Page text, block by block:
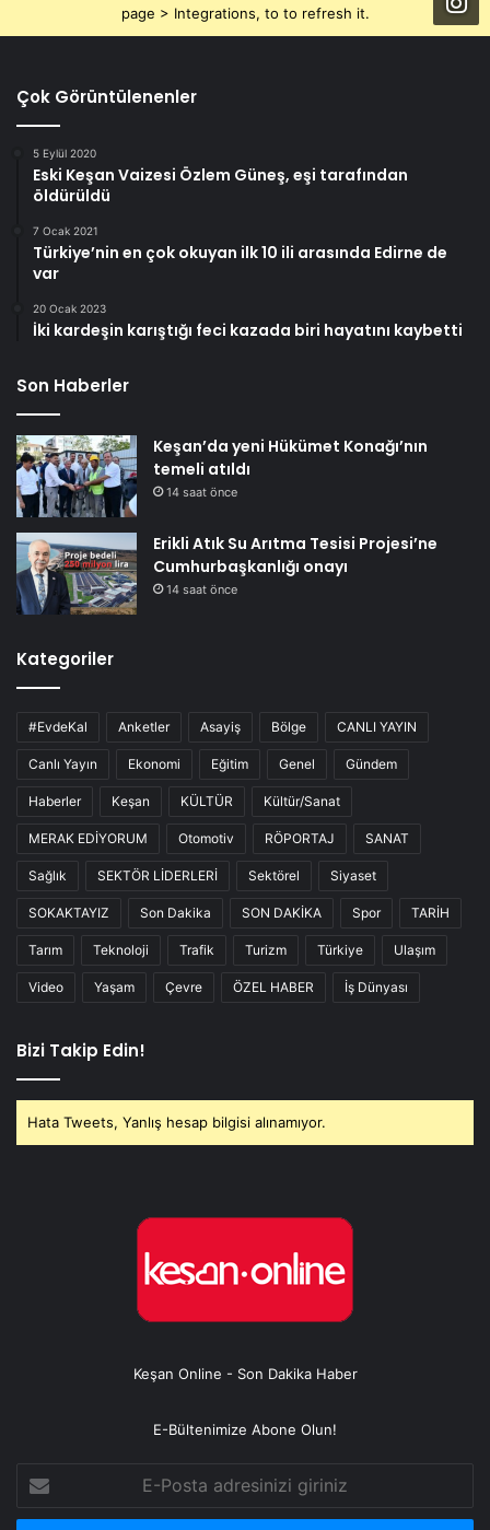
page > Integrations, to to refresh it.
Çok Görüntülenenler
5 Eylül 2020
Eski Keşan Vaizesi Özlem Güneş, eşi tarafından
öldürüldü
7 Ocak 2021
Türkiye’nin en çok okuyan ilk 10 ili arasında Edirne de
var
20 Ocak 2023
İki kardeşin karıştığı feci kazada biri hayatını kaybetti
Son Haberler
Keşan’da yeni Hükümet Konağı’nın
temeli atıldı
14 saat önce
Erikli Atık Su Arıtma Tesisi Projesi’ne
Cumhurbaşkanlığı onayı
14 saat önce
Kategoriler
#EvdeKal Anketler Asayiş Bölge CANLI YAYIN
Canlı Yayın Ekonomi Eğitim Genel Gündem
Haberler Keşan KÜLTÜR Kültür/Sanat
MERAK EDİYORUM Otomotiv RÖPORTAJ SANAT
Sağlık SEKTÖR LİDERLERİ Sektörel Siyaset
SOKAKTAYIZ Son Dakika SON DAKİKA Spor TARİH
Tarım Teknoloji Trafik Turizm Türkiye Ulaşım
Video Yaşam Çevre ÖZEL HABER İş Dünyası
Bizi Takip Edin!
Hata Tweets, Yanlış hesap bilgisi alınamıyor.
Keşan Online - Son Dakika Haber
E-Bültenimize Abone Olun!
Posta
adresinizi